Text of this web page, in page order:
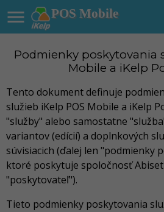
POS Mobile

Podmienky poskytovania
Mobile a iKelp
Tento dokument definuje
služieb iKelp POS Mobile a iKelp
"služby" alebo samostatne
variantov (edícií) a doplnkových
súvisiacich (ďalej len "podmienky
ktoré poskytuje spoločnosť Abiset
"poskytovateľ").
Tieto podmienky poskytovania